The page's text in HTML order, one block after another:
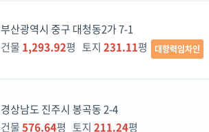
부산광역시 중구 대청동2가 7-1
건물 1,293.92평 토지 231.11평 대항력임차인
경상남도 진주시 봉곡동 2-4
건물576.64평 토지 211.24평